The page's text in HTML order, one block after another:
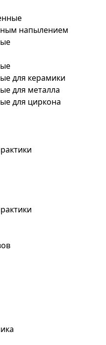
напылением
для керамики
для металла
для циркона